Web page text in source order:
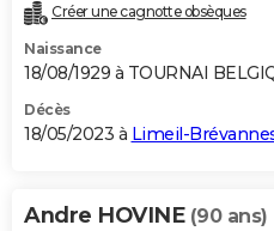
Créer une cagnotte obsèques
Naissance
18/08/1929 à TOURNAI
Décès
18/05/2023 à Limeil-
Andre HOVINE (90 ans)